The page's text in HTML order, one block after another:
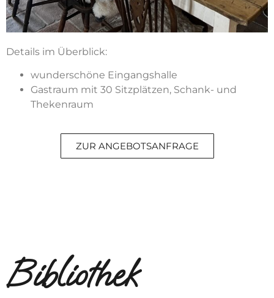
Details im Überblick:
wunderschöne Eingangshalle
Gastraum mit 30 Sitzplätzen, Schank- und
Thekenraum
ZUR ANGEBOTSANFRAGE
Bibliothek